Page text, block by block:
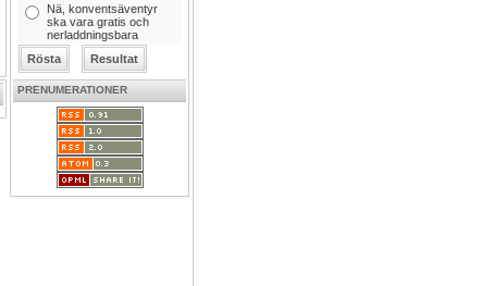
Nä, konventsäventyr
ska vara gratis och
nerladdningsbara
PRENUMERATIONER